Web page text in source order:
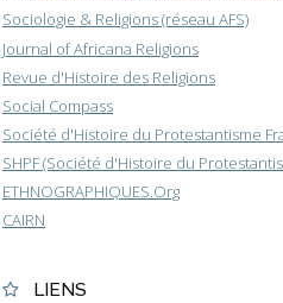
Sociologie & Religions (réseau AFS)
Journal of Africana Religions
Revue d'Histoire des Religions
Social Compass
Société d'Histoire du Protestantisme
SHPF (Société d'Histoire du
ETHNOGRAPHIQUES.Org
CAIRN
LIENS